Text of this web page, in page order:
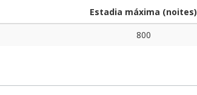
Estadia máxima (noites)
800